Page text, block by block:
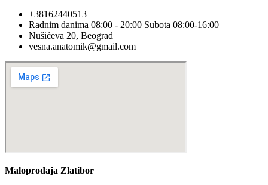
+38162440513
Radnim danima 08:00 - 20:00 Subota 08:00-16:00
Nušićeva 20, Beograd
vesna.anatomik@gmail.com​
Maloprodaja Zlatibor